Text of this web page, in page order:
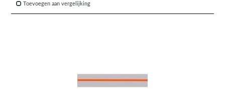
Toevoegen aan vergelijking